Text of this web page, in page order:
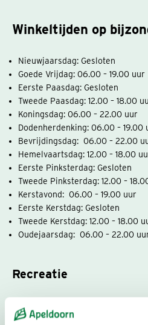
Winkeltijden op
Nieuwjaarsdag: Gesloten
Goede Vrijdag: 06.00 – 19.00 uur
Eerste Paasdag: Gesloten
Tweede Paasdag: 12.00 – 18.00
Koningsdag: 06.00 – 22.00 uur
Dodenherdenking: 06.00 – 19.00
Bevrijdingsdag: 06.00 – 22.00
Hemelvaartsdag: 12.00 – 18.00
Eerste Pinksterdag: Gesloten
Tweede Pinksterdag: 12.00 –
Kerstavond: 06.00 – 19.00 uur
Eerste Kerstdag: Gesloten
Tweede Kerstdag: 12.00 – 18.00
Oudejaarsdag: 06.00 – 22.00
Recreatie
Winkels op kampeerterreinen,
recreatieparken en -terreinen, en